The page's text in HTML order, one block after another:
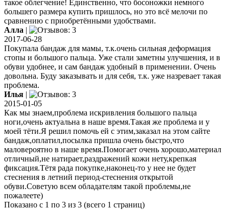
такое облегчение! Единственно, что босоножки немного
большего размера купить пришлось, но это всё мелочи по
сравнению с приобретёнными удобствами.
Алла |
2017-06-28
Покупала бандаж для мамы, т.к.очень сильная деформация
стопы и большого пальца. Уже стали заметны улучшения, и в
обуви удобнее, и сам бандаж удобный в применении. Очень
довольна. Буду заказывать и для себя, т.к. уже назревает такая
проблема.
Илья |
2015-01-05
Как мы знаем,проблема искривления большого пальца
ноги,очень актуальна в наше время.Такая же проблема и у
моей тёти.Я решил помочь ей с этим,заказал на этом сайте
бандаж,оплатил,посылка пришла очень быстро,что
маловероятно в наше время.Помогает очень хорошо,материал
отличный,не натирает,раздражений кожи нету,крепкая
фиксация.Тётя рада покупке,наконец-то у нее не будет
стеснения в летний период-стеснения открытой
обуви.Советую всем обладателям такой проблемы,не
пожалеете)
Показано с 1 по 3 из 3 (всего 1 страниц)